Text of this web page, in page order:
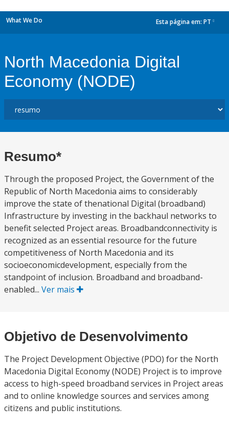
What We Do Esta página em: PT
North Macedonia Digital
Economy (NODE)
Resumo*
Through the proposed Project, the Government of the
Republic of North Macedonia aims to considerably
improve the state of thenational Digital (broadband)
Infrastructure by investing in the backhaul networks to
benefit selected Project areas. Broadbandconnectivity is
recognized as an essential resource for the future
competitiveness of North Macedonia and its
socioeconomicdevelopment, especially from the
standpoint of inclusion. Broadband and broadband-
enabled... Ver mais
Objetivo de Desenvolvimento
The Project Development Objective (PDO) for the North
Macedonia Digital Economy (NODE) Project is to improve
access to high-speed broadband services in Project areas
and to online knowledge sources and services among
citizens and public institutions.